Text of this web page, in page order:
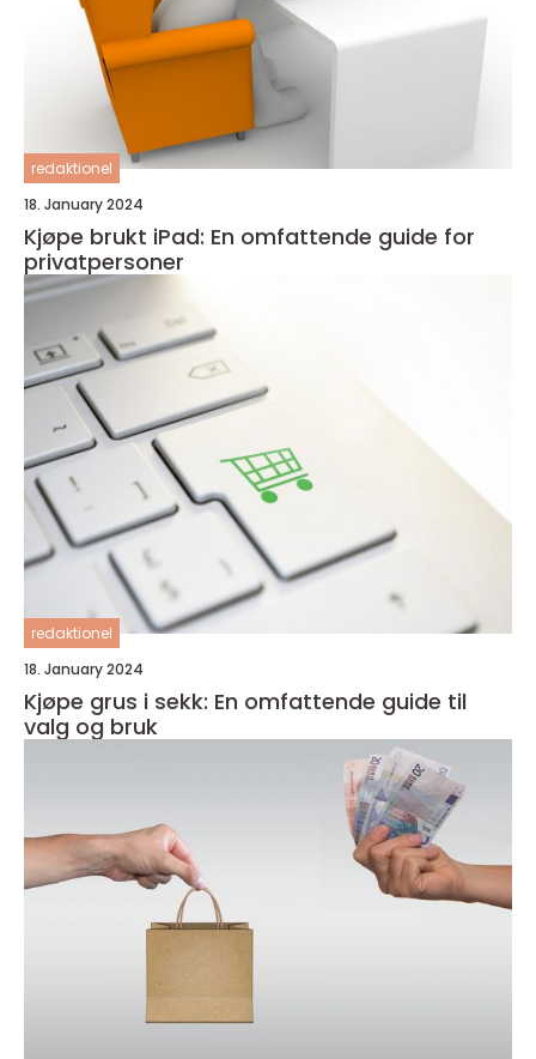
redaktionel
18. January 2024
Kjøpe brukt iPad: En omfattende guide for
privatpersoner
redaktionel
18. January 2024
Kjøpe grus i sekk: En omfattende guide til
valg og bruk